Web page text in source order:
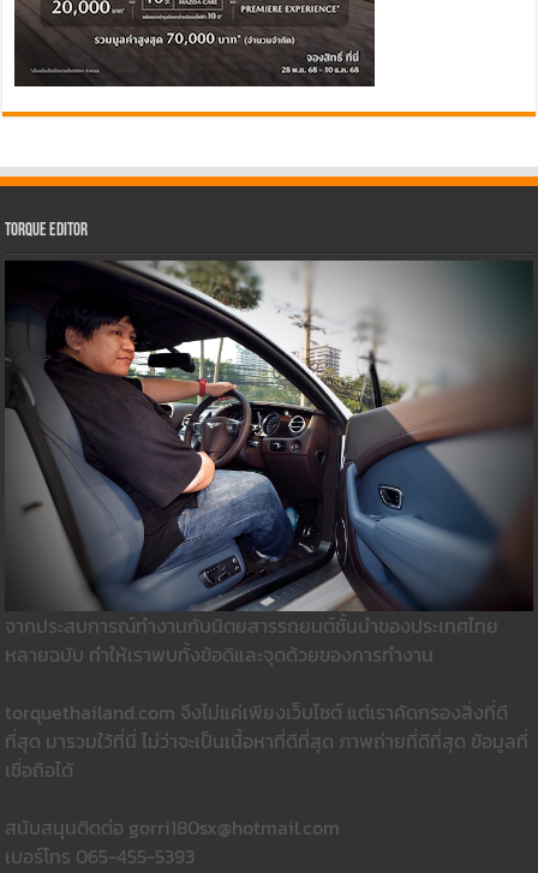
Torque Editor
จากประสบการณ์ทำงานกับนิตยสารรถยนต์ชั้นนำของประเทศไทย
หลายฉบับ ทำให้เราพบทั้งข้อดีและจุดด้วยของการทำงาน
torquethailand.com จึงไม่แค่เพียงเว็บไซต์ แต่เราคัดกรองสิ่งที่ดี
ที่สุด มารวมใว้ที่นี่ ไม่ว่าจะเป็นเนื้อหาที่ดีที่สุด ภาพถ่ายที่ดีที่สุด ข้อมูลที่
เชื่อถือได้
สนับสนุนติดต่อ gorri180sx@hotmail.com
เบอร์โทร 065-455-5393